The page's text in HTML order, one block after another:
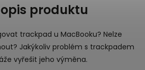
produktu
trackpad u MacBooku? Nelze
Jakýkoliv problém s trackpadem
vyřešit jeho výměna.